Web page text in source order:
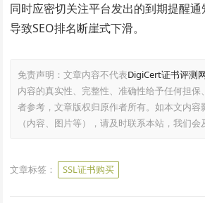
同时应密切关注平台发出的到期提醒
导致SEO排名断崖式下滑。
免责声明：文章内容不代表DigiCert证书评测
内容的真实性、完整性、准确性给予任何担
者参考，文章版权归原作者所有。如本文内容
（内容、图片等），请及时联系本站，我们会
文章标签： SSL证书购买